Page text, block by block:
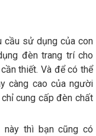
cầu sử dụng của con
đèn trang trí cho
thiết. Và để có thể
càng cao của người
cung cấp đèn chất
này thì bạn cũng có